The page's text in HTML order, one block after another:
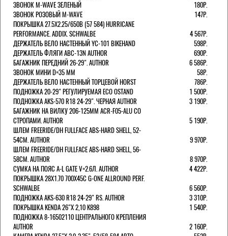
ЗВОНОК M-WAVE ЗЕЛЕНЫЙ
180Р.
ЗВОНОК РОЗОВЫЙ M-WAVE
147Р.
ПОКРЫШКА 27.5X2.25/650B (57 584) HURRICANE
PERFORMANCE. ADDIX. SCHWALBE
4 567Р.
ДЕРЖАТЕЛЬ ВЕЛО НАСТЕННЫЙ YC-101 BIKEHAND
598Р.
ДЕРЖАТЕЛЬ ФЛЯГИ ABC-13N AUTHOR
690Р.
БАГАЖНИК ПЕРЕДНИЙ 26-29". AUTHOR
6 586Р.
ЗВОНОК МИНИ D=35 ММ
58Р.
ДЕРЖАТЕЛЬ ВЕЛО НАСТЕННЫЙ ТОРЦЕВОЙ HORST
786Р.
ПОДНОЖКА 20-29" РЕГУЛИРУЕМАЯ ECO OSTAND
1 500Р.
ПОДНОЖКА AKS-570 R18 24-29". ЧЕРНАЯ AUTHOR
3 190Р.
БАГАЖНИК НА ВИЛКУ 206-125ММ ACR-F05-ALU СО
СТРОПАМИ. AUTHOR
5 190Р.
ШЛЕМ FREERIDE/DH FULLFACE ABS-HARD SHELL, 52-
54СМ. AUTHOR
9 970Р.
ШЛЕМ FREERIDE/DH FULLFACE ABS-HARD SHELL, 56-
58СМ. AUTHOR
8 970Р.
СУМКА НА ПОЯС A-L GATE V=2.6Л. AUTHOR
4 422Р.
ПОКРЫШКА 28X1.70 700X45C G-ONE ALLROUND PERF.
SCHWALBE
6 560Р.
ПОДНОЖКА AKS-630 R18 24-29" RS. AUTHOR
3 310Р.
ПОКРЫШКА KENDA 26"Х 2,10 K898
1 540Р.
ПОДНОЖКА 8-16502110 ЦЕНТРАЛЬНОГО КРЕПЛЕНИЯ
AUTHOR
2 160Р.